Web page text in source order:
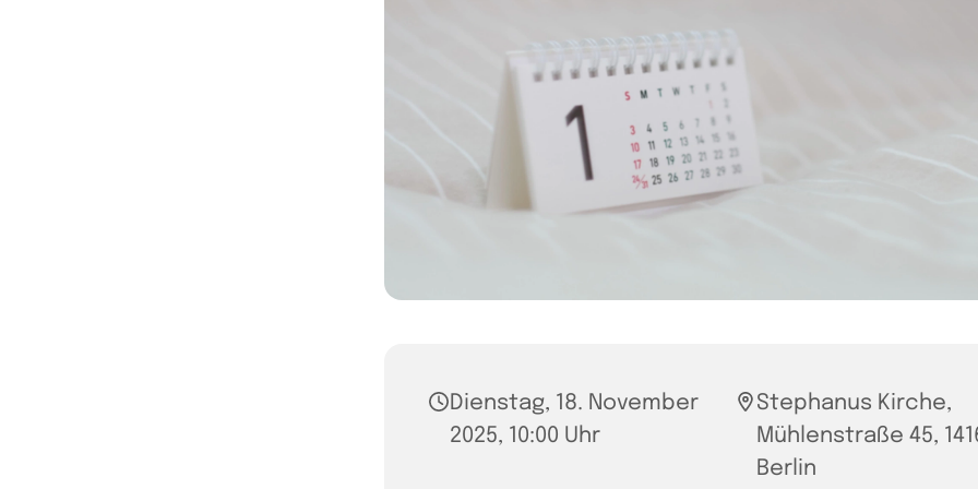
Dienstag, 18. November
2025, 10:00 Uhr
Stephanus Kirche,
Mühlenstraße 45,
Berlin